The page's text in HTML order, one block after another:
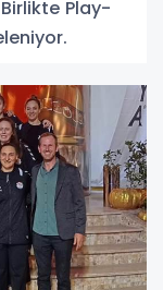
Birlikte Play-